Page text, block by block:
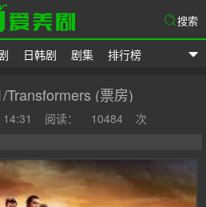
日韩剧 剧集 排行榜
搜索
Transformers (票房)
阅读： 10484 次